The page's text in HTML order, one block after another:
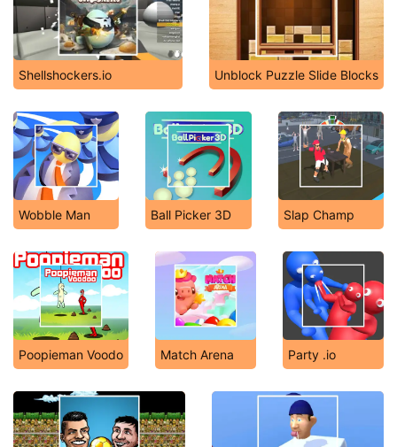
Shellshockers.io Unblock Puzzle Slide Blocks
Wobble Man Ball Picker 3D Slap Champ
Poopieman Voodo Match Arena Party .io